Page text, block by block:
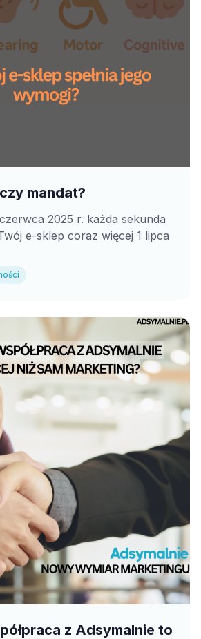
mandat?
2025 r. każda sekunda
e-sklep coraz więcej 1 lipca
z Adsymalnie to